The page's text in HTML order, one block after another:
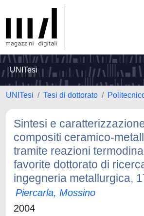
UNITesi
UNITesi Tesi di dottorato
Sintesi e
compositi ceramico-
tramite reazioni
favorite dottorato di
ingegneria metallurgica,
Piercarla, Mossino
2004